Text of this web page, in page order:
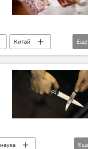
Китай
Еще
наука